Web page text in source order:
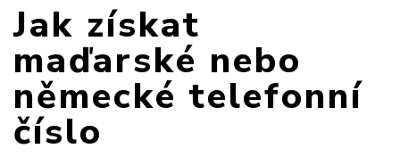
Jak získat
maďarské nebo
německé telefonní
číslo